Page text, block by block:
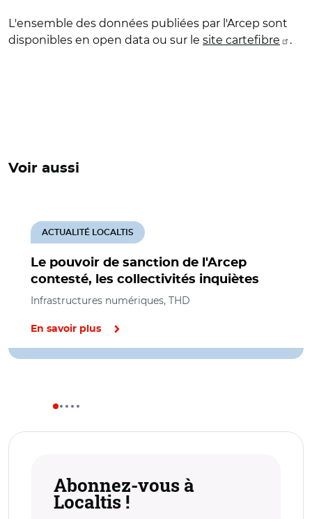
L'ensemble des données publiées par l'Arcep sont
disponibles en open data ou sur le site cartefibre .
Voir aussi
Le pouvoir de sanction de l'Arcep
contesté, les collectivités inquiètes
ACTUALITÉ LOCALTIS
Infrastructures numériques, THD
En savoir plus
Abonnez-vous à
Localtis !